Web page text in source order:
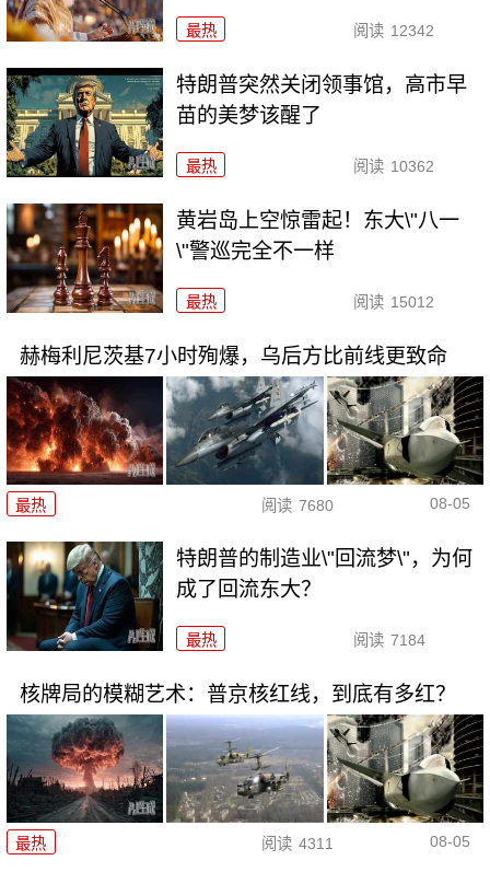
最热 阅读 12342
特朗普突然关闭领事馆，高市早
苗的美梦该醒了
最热 阅读 10362
黄岩岛上空惊雷起！东大\"八一
\"警巡完全不一样
最热 阅读 15012
赫梅利尼茨基7小时殉爆，乌后方比前线更致命
最热 阅读 7680 08-05
特朗普的制造业\"回流梦\"，为何
成了回流东大？
最热 阅读 7184
核牌局的模糊艺术：普京核红线，到底有多红？
最热 阅读 4311 08-05